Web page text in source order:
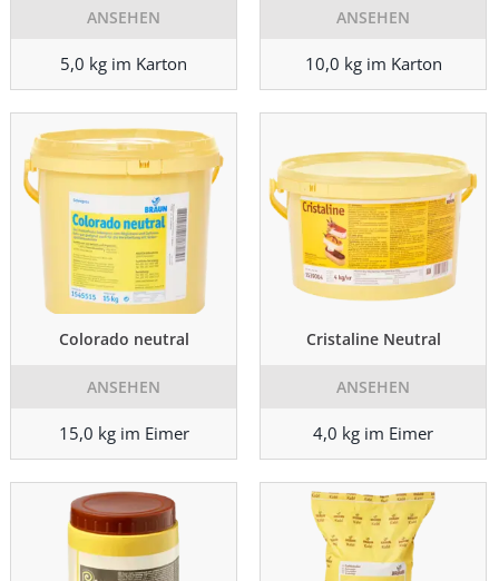
ANSEHEN
5,0 kg im Karton
ANSEHEN
10,0 kg im Karton
Colorado neutral
ANSEHEN
15,0 kg im Eimer
Cristaline Neutral
ANSEHEN
4,0 kg im Eimer